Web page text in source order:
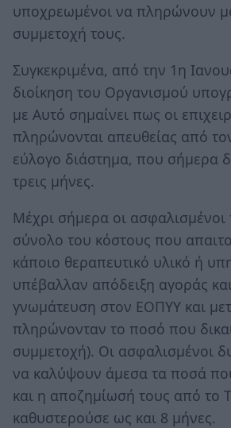
υποχρεωμένοι να πληρώνουν
συμμετοχή τους.
Συγκεκριμένα, από την 1η
διοίκηση του Οργανισμού
με Αυτό σημαίνει πως οι
πληρώνονται απευθείας από
εύλογο διάστημα, που σήμερα
τρεις μήνες.
Μέχρι σήμερα οι
σύνολο του κόστους που
κάποιο θεραπευτικό υλικό ή
υπέβαλλαν απόδειξη αγοράς και
γνωμάτευση στον ΕΟΠΥΥ και
πληρώνονταν το ποσό που
συμμετοχή). Οι ασφαλισμένοι
να καλύψουν άμεσα τα ποσά
και η αποζημίωσή τους από το
καθυστερούσε ως και 8 μήνες.